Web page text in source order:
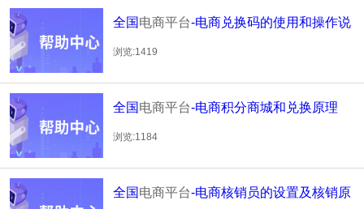
全国电商平台-电商兑换码的使用和操作说
明
浏览:1419
全国电商平台-电商积分商城和兑换原理
浏览:1184
全国电商平台-电商核销员的设置及核销原